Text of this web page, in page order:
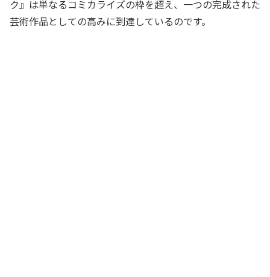
ク』は単なるコミカライズの枠を超え、一つの完成された
芸術作品としての高みに到達しているのです。